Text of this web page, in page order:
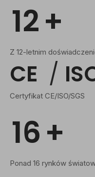
12+
Z 12-letnim
CE /
Certyfikat CE/ISO/SGS
16+
Ponad 16 rynków